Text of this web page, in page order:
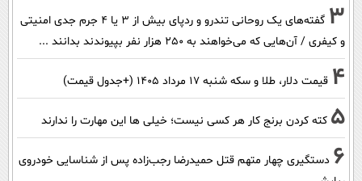
3
گفته‌های یک روحانی تندرو و ردپای بیش از ۳ یا ۴ جرم جدی امنیتی
و کیفری / آن‌هایی که می‌خواهند به ۲۵۰ هزار نفر بپیوندند بدانند ...
4 قیمت دلار، طلا و سکه شنبه ۱۷ مرداد ۱۴۰۵ (+جدول قیمت)
5 کته کردن برنج کار هر کسی نیست؛ خیلی ها این مهارت را ندارند
6 دستگیری چهار متهم قتل حمیدرضا رجب‌زاده پس از شناسایی خودروی